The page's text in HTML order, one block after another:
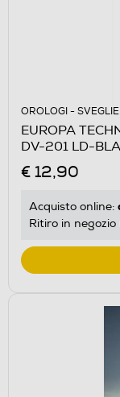
OROLOGI - SVEGLIE
EUROPA
DV-201 LD-
€ 12,90
Acquisto online:
Ritiro in